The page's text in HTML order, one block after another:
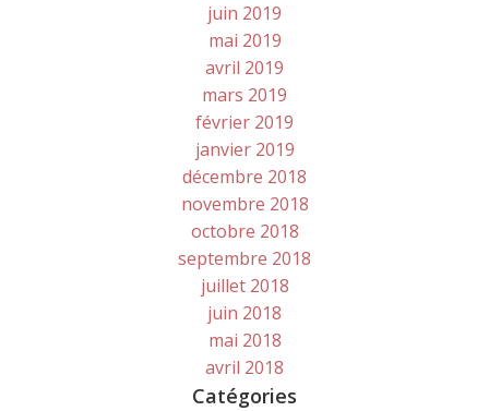
juin 2019
mai 2019
avril 2019
mars 2019
février 2019
janvier 2019
décembre 2018
novembre 2018
octobre 2018
septembre 2018
juillet 2018
juin 2018
mai 2018
avril 2018
Catégories